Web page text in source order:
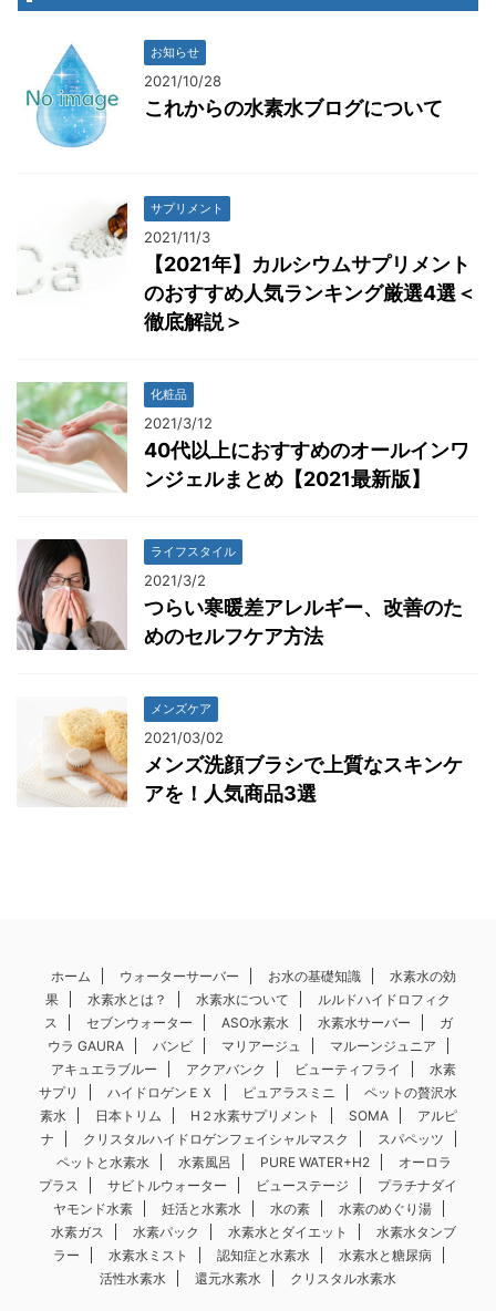
お知らせ
2021/10/28
これからの水素水ブログについて
サプリメント
2021/11/3
【2021年】カルシウムサプリメント
のおすすめ人気ランキング厳選4選＜
徹底解説＞
化粧品
2021/3/12
40代以上におすすめのオールインワ
ンジェルまとめ【2021最新版】
ライフスタイル
2021/3/2
つらい寒暖差アレルギー、改善のた
めのセルフケア方法
メンズケア
2021/03/02
メンズ洗顔ブラシで上質なスキンケ
アを！人気商品3選
ホーム ウォーターサーバー お水の基礎知識
水素水の効
果
水素水とは？ 水素水について
ルルドハイドロフィク
ス
セブンウォーター ASO水素水 水素水サーバー
ガ
ウラ GAURA
バンビ マリアージュ
マルーンジュニア
アキュエラブルー
アクアバンク ビューティフライ
水素
サプリ
ハイドロゲンＥＸ ピュアラスミニ
ペットの贅沢水
素水
日本トリム H２水素サプリメント SOMA
アルピ
ナ
クリスタルハイドロゲンフェイシャルマスク
スパペッツ
ペットと水素水
水素風呂 PURE WATER+H2
オーロラ
プラス
サビトルウォーター ビューステージ
プラチナダイ
ヤモンド水素
妊活と水素水 水の素
水素のめぐり湯
水素ガス
水素パック 水素水とダイエット
水素水タンブ
ラー
水素水ミスト 認知症と水素水
水素水と糖尿病
活性水素水
還元水素水 クリスタル水素水